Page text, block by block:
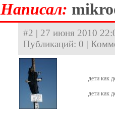
Hаписал:
#2 | 27 июня 2010
Публикаций: 0 |
дети как
дети как